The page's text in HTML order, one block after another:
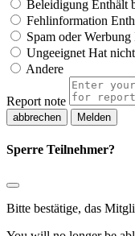
Beleidigung Enthält
Fehlinformation
Spam oder Werbung
Ungeeignet Hat
Andere
Report note
Melden
Sperre Teilnehmer?
Bitte bestätige, das